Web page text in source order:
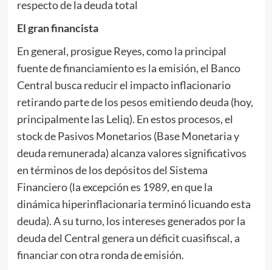
respecto de la deuda total
El gran financista
En general, prosigue Reyes, como la principal
fuente de financiamiento es la emisión, el Banco
Central busca reducir el impacto inflacionario
retirando parte de los pesos emitiendo deuda (hoy,
principalmente las Leliq). En estos procesos, el
stock de Pasivos Monetarios (Base Monetaria y
deuda remunerada) alcanza valores significativos
en términos de los depósitos del Sistema
Financiero (la excepción es 1989, en que la
dinámica hiperinflacionaria terminó licuando esta
deuda). A su turno, los intereses generados por la
deuda del Central genera un déficit cuasifiscal, a
financiar con otra ronda de emisión.